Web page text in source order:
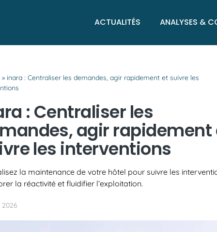
ACTUALITÉS ANALYSES &
» inara : Centraliser les demandes, agir rapidement et suivre les
: Centraliser les
agir rapidement
les interventions
la maintenance de votre hôtel pour suivre les
la réactivité et fluidifier l’exploitation.